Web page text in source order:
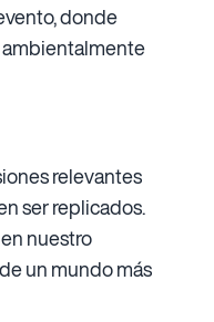
donde
ambientalmente
relevantes
ser replicados.
nuestro
un mundo más